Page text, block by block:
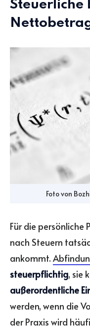
Steuerliche
Foto von
Für die persönliche
nach Steuern
ankommt.
steuerpflichtig, sie
außerordentliche
werden, wenn die
der Praxis wird